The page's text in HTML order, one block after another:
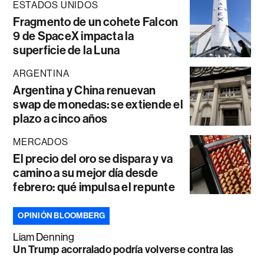
ESTADOS UNIDOS
Fragmento de un cohete Falcon
9 de SpaceX impacta la
superficie de la Luna
ARGENTINA
Argentina y China renuevan
swap de monedas: se extiende el
plazo a cinco años
MERCADOS
El precio del oro se dispara y va
camino a su mejor día desde
febrero: qué impulsa el repunte
OPINIÓN BLOOMBERG
Liam Denning
Un Trump acorralado podría volverse contra las